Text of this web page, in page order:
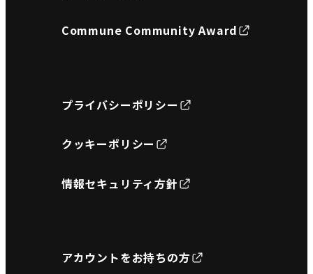
Commune Community Award
プライバシーポリシー
クッキーポリシー
情報セキュリティ方針
アカウントをお持ちの方